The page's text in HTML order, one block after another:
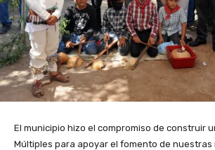
El municipio hizo el compromiso de construir
Múltiples para apoyar el fomento de nuestras